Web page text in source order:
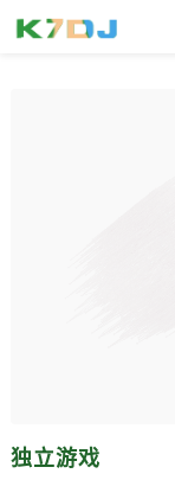
独立游戏